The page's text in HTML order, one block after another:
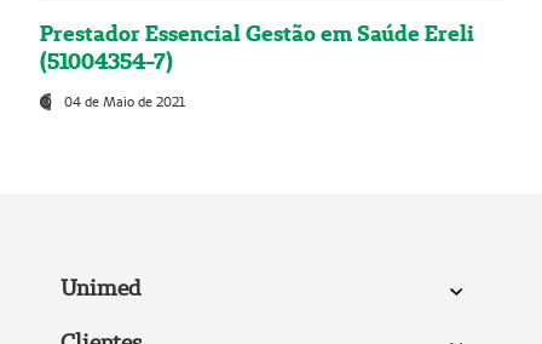
Prestador Essencial Gestão em Saúde Ereli
(51004354-7)
04 de Maio de 2021
Unimed